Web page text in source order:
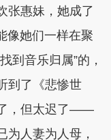
惠妹，她成了
像她们一样在聚
到音乐归属”的，
到了《悲惨世
，但太迟了——
为人妻为人母，